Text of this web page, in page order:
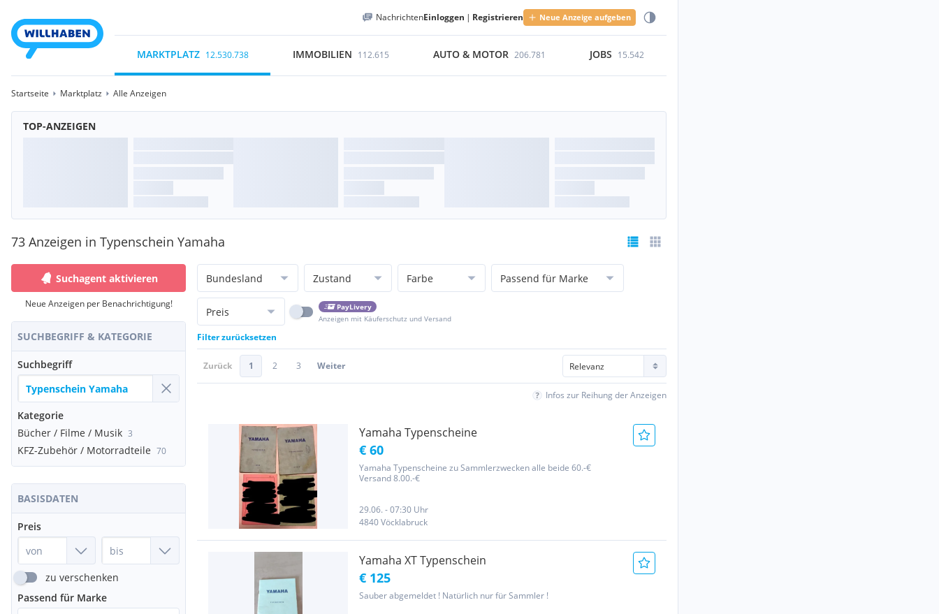
NachrichtenEinloggen | Registrieren Neue Anzeige aufgeben
MARKTPLATZ 12.530.738 IMMOBILIEN 112.615 AUTO & MOTOR 206.781 JOBS 15.542
Startseite Marktplatz Alle Anzeigen
TOP-ANZEIGEN
73 Anzeigen in Typenschein Yamaha
Suchagent aktivieren
Neue Anzeigen per Benachrichtigung!
SUCHBEGRIFF & KATEGORIE
Suchbegriff
Kategorie
Bücher / Filme / Musik 3
KFZ-Zubehör / Motorradteile 70
BASISDATEN
Preis
zu verschenken
Passend für Marke
Bundesland Zustand Farbe Passend für Marke
Preis
PayLivery
Anzeigen mit Käuferschutz und Versand
Filter zurücksetzen
Zurück 1 2 3 Weiter
Infos zur Reihung der Anzeigen
Yamaha Typenscheine
€ 60
Yamaha Typenscheine zu Sammlerzwecken alle beide 60.-€
Versand 8.00.-€
29.06. - 07:30 Uhr
4840 Vöcklabruck
Yamaha XT Typenschein
€ 125
Sauber abgemeldet ! Natürlich nur für Sammler !